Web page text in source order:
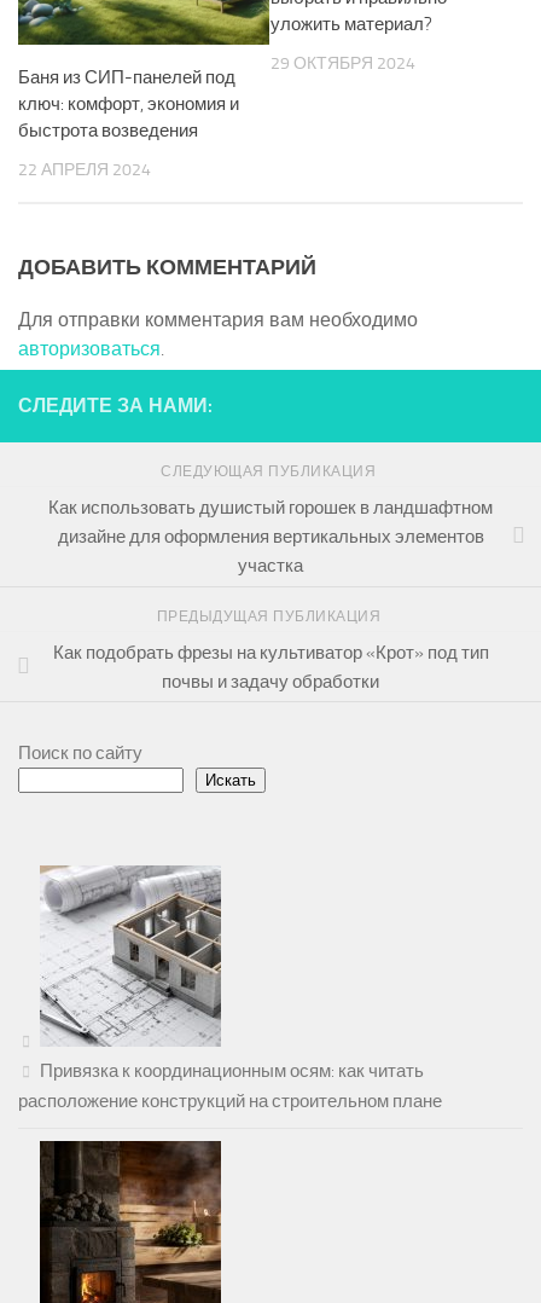
Баня из СИП-панелей под
ключ: комфорт, экономия и
быстрота возведения
22 АПРЕЛЯ 2024
уложить материал?
29 ОКТЯБРЯ 2024
ДОБАВИТЬ КОММЕНТАРИЙ
Для отправки комментария вам необходимо
авторизоваться.
СЛЕДИТЕ ЗА НАМИ:
СЛЕДУЮЩАЯ ПУБЛИКАЦИЯ
Как использовать душистый горошек в ландшафтном
дизайне для оформления вертикальных элементов
участка
ПРЕДЫДУЩАЯ ПУБЛИКАЦИЯ
Как подобрать фрезы на культиватор «Крот» под тип
почвы и задачу обработки
Поиск по сайту
Искать
Привязка к координационным осям: как читать
расположение конструкций на строительном плане